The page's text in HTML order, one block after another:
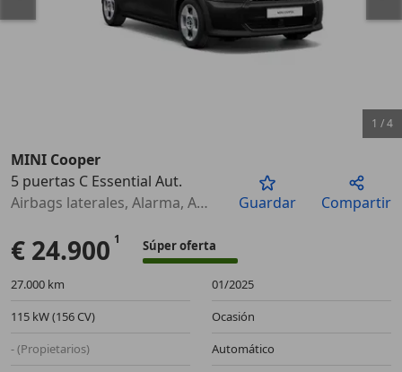
Anterior
1 /4
MINI Cooper
5 puertas C Essential Aut.
Airbags laterales, Alarma, ABS, ESP, Dirección asistida, Elevalunas eléctrico, Llantas de aleación, Sensor de lluvia
Guardar Compartir
€ 24.900 Súper oferta
27.000 km
01/2025
115 kW (156 CV)
Ocasión
- (Propietarios)
Automático